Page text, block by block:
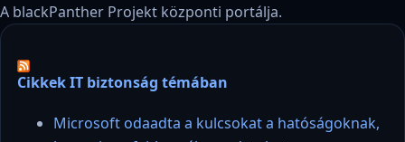
A blackPanther Projekt központi portálja.
Cikkek IT biztonság témában
Microsoft odaadta a kulcsokat a hatóságoknak,